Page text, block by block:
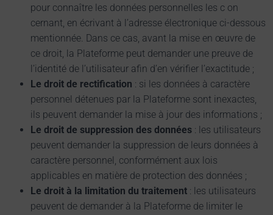
pour connaître les données personnelles les c on
cernant, en écrivant à l’adresse électronique ci-dessous
mentionnée. Dans ce cas, avant la mise en œuvre de
ce droit, la Plateforme peut demander une preuve de
l’identité de l’utilisateur afin d’en vérifier l’exactitude ;
Le droit de rectification : si les données à caractère
personnel détenues par la Plateforme sont inexactes,
ils peuvent demander la mise à jour des informations ;
Le droit de suppression des données : les utilisateurs
peuvent demander la suppression de leurs données à
caractère personnel, conformément aux lois
applicables en matière de protection des données ;
Le droit à la limitation du traitement : les utilisateurs
peuvent de demander à la Plateforme de limiter le